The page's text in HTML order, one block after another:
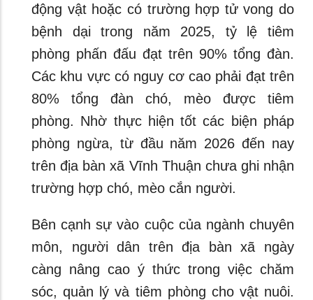
động vật hoặc có trường hợp tử vong do
bệnh dại trong năm 2025, tỷ lệ tiêm
phòng phấn đấu đạt trên 90% tổng đàn.
Các khu vực có nguy cơ cao phải đạt trên
80% tổng đàn chó, mèo được tiêm
phòng. Nhờ thực hiện tốt các biện pháp
phòng ngừa, từ đầu năm 2026 đến nay
trên địa bàn xã Vĩnh Thuận chưa ghi nhận
trường hợp chó, mèo cắn người.
Bên cạnh sự vào cuộc của ngành chuyên
môn, người dân trên địa bàn xã ngày
càng nâng cao ý thức trong việc chăm
sóc, quản lý và tiêm phòng cho vật nuôi.